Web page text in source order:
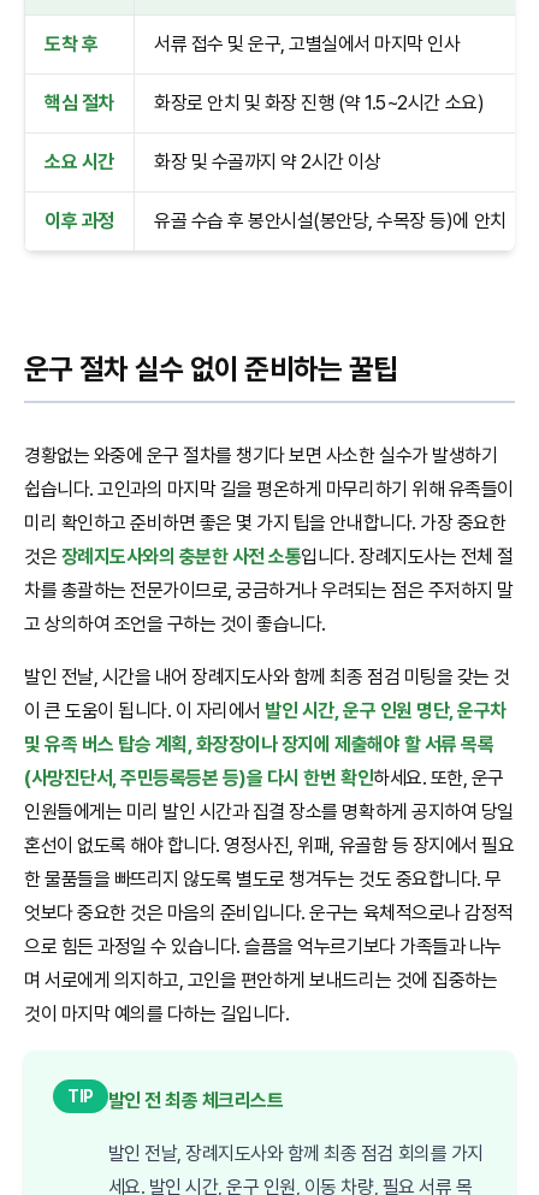
도착 후 서류 접수 및 운구, 고별실에서 마지막 인사
핵심 절차 화장로 안치 및 화장 진행 (약 1.5~2시간 소요)
소요 시간 화장 및 수골까지 약 2시간 이상
이후 과정 유골 수습 후 봉안시설(봉안당, 수목장 등)에 안치
운구 절차 실수 없이 준비하는 꿀팁
경황없는 와중에 운구 절차를 챙기다 보면 사소한 실수가 발생하기
쉽습니다. 고인과의 마지막 길을 평온하게 마무리하기 위해 유족들이
미리 확인하고 준비하면 좋은 몇 가지 팁을 안내합니다. 가장 중요한
것은 장례지도사와의 충분한 사전 소통입니다. 장례지도사는 전체 절
차를 총괄하는 전문가이므로, 궁금하거나 우려되는 점은 주저하지 말
고 상의하여 조언을 구하는 것이 좋습니다.
발인 전날, 시간을 내어 장례지도사와 함께 최종 점검 미팅을 갖는 것
이 큰 도움이 됩니다. 이 자리에서 발인 시간, 운구 인원 명단, 운구차
및 유족 버스 탑승 계획, 화장장이나 장지에 제출해야 할 서류 목록
(사망진단서, 주민등록등본 등)을 다시 한번 확인하세요. 또한, 운구
인원들에게는 미리 발인 시간과 집결 장소를 명확하게 공지하여 당일
혼선이 없도록 해야 합니다. 영정사진, 위패, 유골함 등 장지에서 필요
한 물품들을 빠뜨리지 않도록 별도로 챙겨두는 것도 중요합니다. 무
엇보다 중요한 것은 마음의 준비입니다. 운구는 육체적으로나 감정적
으로 힘든 과정일 수 있습니다. 슬픔을 억누르기보다 가족들과 나누
며 서로에게 의지하고, 고인을 편안하게 보내드리는 것에 집중하는
것이 마지막 예의를 다하는 길입니다.
TIP 발인 전 최종 체크리스트
발인 전날, 장례지도사와 함께 최종 점검 회의를 가지
세요. 발인 시간, 운구 인원, 이동 차량, 필요 서류 목